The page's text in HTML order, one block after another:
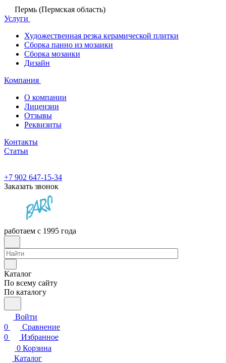
Пермь (Пермская область)
Услуги
Художественная резка керамической плитки
Сборка панно из мозаики
Сборка мозаики
Дизайн
Компания
О компании
Лицензии
Отзывы
Реквизиты
Контакты
Статьи
+7 902 647-15-34
Заказать звонок
работаем с 1995 года
Каталог
По всему сайту
По каталогу
Войти
0
Сравнение
0
Избранное
0 Корзина
Каталог